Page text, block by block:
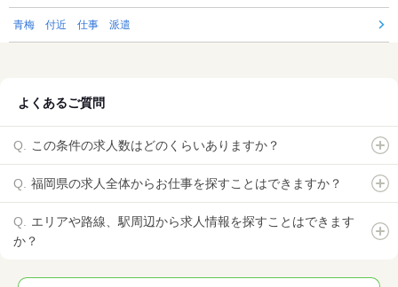
青梅 付近 仕事 派遣
よくあるご質問
この条件の求人数はどのくらいありますか？
福岡県の求人全体からお仕事を探すことはできますか？
エリアや路線、駅周辺から求人情報を探すことはできます
か？